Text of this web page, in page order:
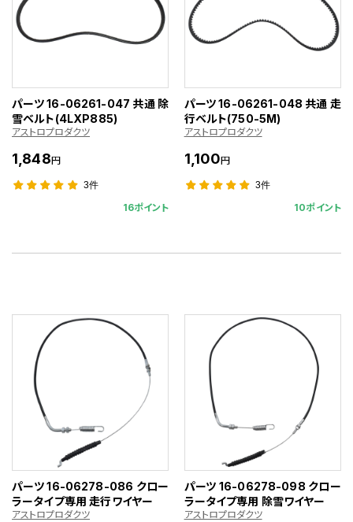
パーツ 16-06261-047 共通 除
雪ベルト(4LXP885)
アストロプロダクツ
1,848円
3件
16ポイント
パーツ 16-06261-048 共通 走
行ベルト(750-5M)
アストロプロダクツ
1,100円
3件
10ポイント
パーツ 16-06278-086 クロー
ラータイプ専用 走行ワイヤー
アストロプロダクツ
パーツ 16-06278-098 クロー
ラータイプ専用 除雪ワイヤー
アストロプロダクツ